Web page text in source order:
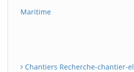
Maritime
Chantiers Recherche-chantier-